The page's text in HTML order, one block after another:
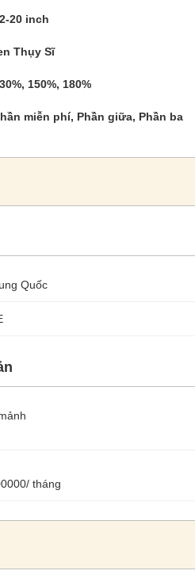
20 inch
Thụy Sĩ
150%, 180%
miễn phí, Phần giữa, Phần ba
Quốc
tháng